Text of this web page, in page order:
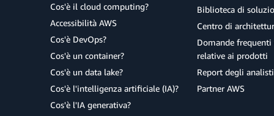
Cos'è il cloud computing?
Accessibilità AWS
Cos'è DevOps?
Cos'è un container?
Cos'è un data lake?
Cos'è l'intelligenza artificiale (IA)?
Cos'è l'IA generativa?
Biblioteca di
Centro di
Domande frequenti
relative ai prodotti
Report degli analisti
Partner AWS